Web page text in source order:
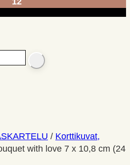
SEARCH
/ Korttikuvat,
with love 7 x 10,8 cm (24